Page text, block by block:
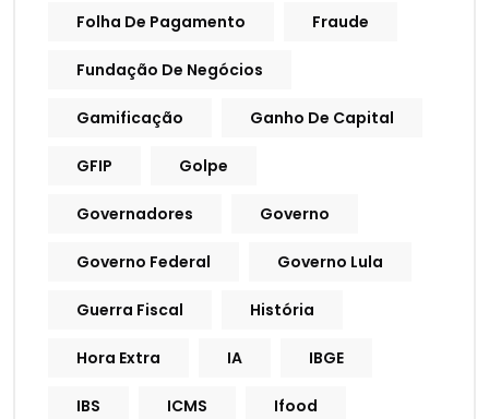
Folha De Pagamento Fraude
Fundação De Negócios
Gamificação Ganho De Capital
GFIP Golpe
Governadores Governo
Governo Federal Governo Lula
Guerra Fiscal História
Hora Extra IA IBGE
IBS ICMS Ifood